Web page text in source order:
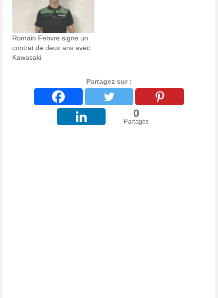
Romain Febvre signe un
contrat de deux ans avec
Kawasaki
Partagez sur :
0
Partages